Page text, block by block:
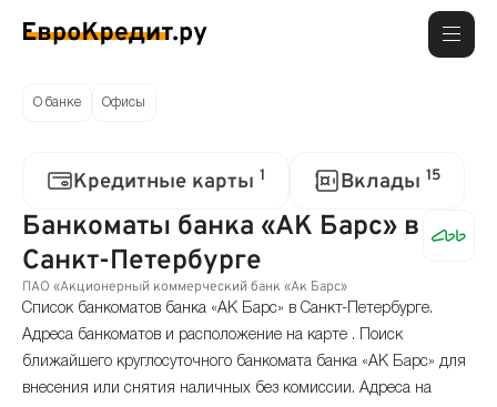
О банке Офисы
Кредитные карты 1 Вклады 15
Банкоматы банка «АК Барс» в
Санкт-Петербурге
ПАО «Акционерный коммерческий банк «Ак Барс»
Список банкоматов банка «АК Барс» в Санкт-Петербурге.
Адреса банкоматов и расположение на карте . Поиск
ближайшего круглосуточного банкомата банка «АК Барс» для
внесения или снятия наличных без комиссии. Адреса на